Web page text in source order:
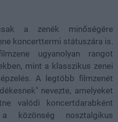
a zenék minőségére
koncerttermi státuszára is.
ugyanolyan rangot
mint a klasszikus zenei
A legtöbb filmzenét
nevezte, amelyeket
valódi koncertdarabként
közönség nosztalgikus